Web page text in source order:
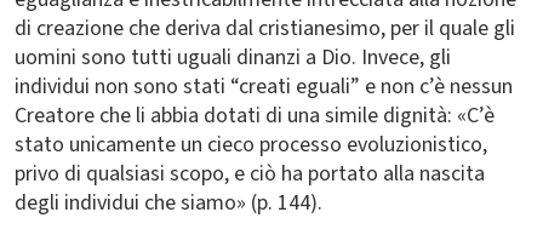
di creazione che deriva dal cristianesimo, per il quale gli
uomini sono tutti uguali dinanzi a Dio. Invece, gli
individui non sono stati “creati eguali” e non c’è nessun
Creatore che li abbia dotati di una simile dignità: «C’è
stato unicamente un cieco processo evoluzionistico,
privo di qualsiasi scopo, e ciò ha portato alla nascita
degli individui che siamo» (p. 144).